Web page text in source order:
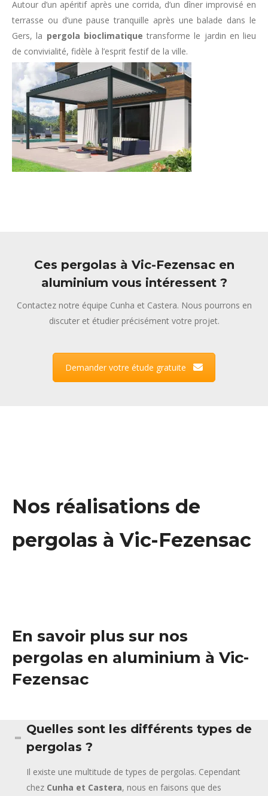
Autour d’un apéritif après une corrida, d’un dîner improvisé en
terrasse ou d’une pause tranquille après une balade dans le
Gers, la pergola bioclimatique transforme le jardin en lieu
de convivialité, fidèle à l’esprit festif de la ville.
Ces pergolas à Vic-Fezensac en
aluminium vous intéressent ?
Contactez notre équipe Cunha et Castera. Nous pourrons en
discuter et étudier précisément votre projet.
Demander votre étude gratuite
Nos réalisations de
pergolas à Vic-Fezensac
En savoir plus sur nos
pergolas en aluminium à Vic-
Fezensac
Quelles sont les différents types de
pergolas ?
Il existe une multitude de types de pergolas. Cependant
chez Cunha et Castera, nous en faisons que des